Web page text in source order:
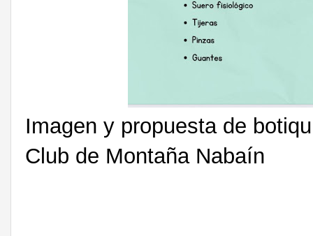
Imagen y propuesta de
Club de Montaña Nabaín